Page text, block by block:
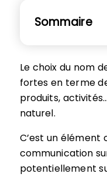
Sommaire
Le choix du nom
fortes en terme
produits,
naturel.
C’est un
communication
potentiellement